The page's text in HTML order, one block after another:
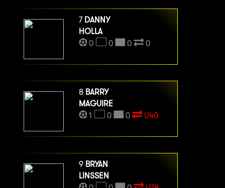
7 DANNY
HOLLA
0
0 0 0
8 BARRY
MAGUIRE
1
0 0 U40
9 BRYAN
LINSSEN